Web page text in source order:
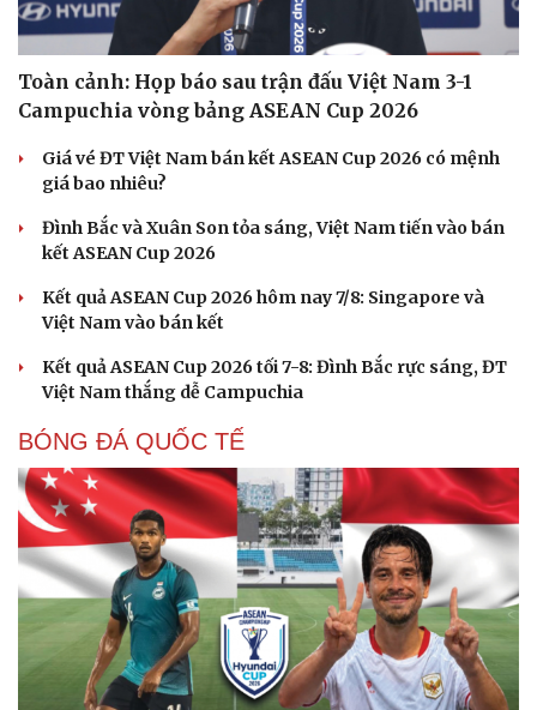
Cải chính
Toàn cảnh: Họp báo sau trận đấu Việt Nam 3-1
Campuchia vòng bảng ASEAN Cup 2026
Giá vé ĐT Việt Nam bán kết ASEAN Cup 2026 có mệnh
giá bao nhiêu?
Đình Bắc và Xuân Son tỏa sáng, Việt Nam tiến vào bán
kết ASEAN Cup 2026
Kết quả ASEAN Cup 2026 hôm nay 7/8: Singapore và
Việt Nam vào bán kết
Kết quả ASEAN Cup 2026 tối 7-8: Đình Bắc rực sáng, ĐT
Việt Nam thắng dễ Campuchia
BÓNG ĐÁ QUỐC TẾ